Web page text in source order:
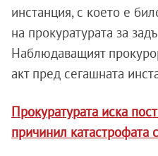
инстанция, с което е
на прокуратурата за
Наблюдаващият
акт пред сегашната
Прокуратурата иска
причинил катастрофата